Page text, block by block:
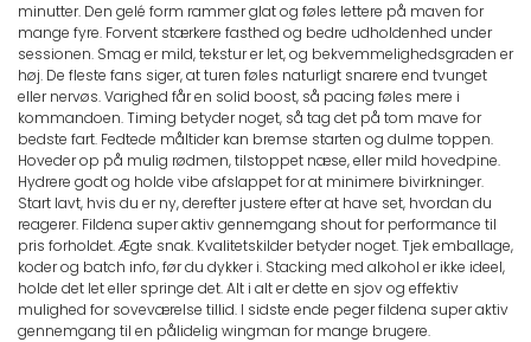
minutter. Den gelé form rammer glat og føles lettere på maven for
mange fyre. Forvent stærkere fasthed og bedre udholdenhed under
sessionen. Smag er mild, tekstur er let, og bekvemmelighedsgraden er
høj. De fleste fans siger, at turen føles naturligt snarere end tvunget
eller nervøs. Varighed får en solid boost, så pacing føles mere i
kommandoen. Timing betyder noget, så tag det på tom mave for
bedste fart. Fedtede måltider kan bremse starten og dulme toppen.
Hoveder op på mulig rødmen, tilstoppet næse, eller mild hovedpine.
Hydrere godt og holde vibe afslappet for at minimere bivirkninger.
Start lavt, hvis du er ny, derefter justere efter at have set, hvordan du
reagerer. Fildena super aktiv gennemgang shout for performance til
pris forholdet. Ægte snak. Kvalitetskilder betyder noget. Tjek emballage,
koder og batch info, før du dykker i. Stacking med alkohol er ikke ideel,
holde det let eller springe det. Alt i alt er dette en sjov og effektiv
mulighed for soveværelse tillid. I sidste ende peger fildena super aktiv
gennemgang til en pålidelig wingman for mange brugere.